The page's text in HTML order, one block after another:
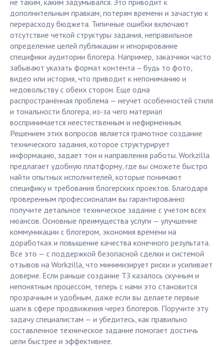
не таким, каким задумывался. Это приводит к
дополнительным правкам, потерям времени и зачастую к
перерасходу бюджета. Типичные ошибки включают
отсутствие четкой структуры задания, неправильное
определение целей публикации и игнорирование
специфики аудитории блогера. Например, заказчики часто
забывают указать формат контента – будь то фото,
видео или история, что приводит к непониманию и
недовольству с обеих сторон. Еще одна
распространённая проблема — неучет особенностей стиля
и тональности блогера, из-за чего материал
воспринимается неестественным и нефирменным.
Решением этих вопросов является грамотное создание
технического задания, которое структурирует
информацию, задает тон и направления работы. Workzilla
предлагает удобную платформу, где вы сможете быстро
найти опытных исполнителей, которые понимают
специфику и требования блогерских проектов. Благодаря
проверенным профессионалам вы гарантированно
получите детальное техническое задание с учетом всех
нюансов. Основные преимущества услуги — улучшение
коммуникации с блогером, экономия времени на
доработках и повышение качества конечного результата.
Все это — с поддержкой безопасной сделки и системой
отзывов на Workzilla, что минимизирует риски и усиливает
доверие. Если раньше создание ТЗ казалось скучным и
непонятным процессом, теперь с нами это становится
прозрачным и удобным, даже если вы делаете первые
шаги в сфере продвижения через блогеров. Поручите эту
задачу специалистам — и убедитесь, как правильно
составленное техническое задание помогает достичь
цели быстрее и эффективнее.